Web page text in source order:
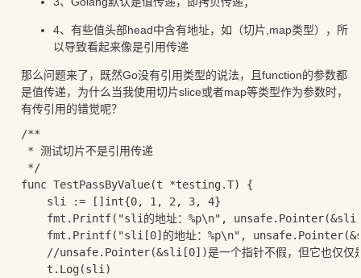
4、有些值头部head中含有地址，如（切片,map类型），所
以导致看起来像是引用传递
那么问题来了，既然Go没有引用类型的说法，且function的参数都
是值传递，为什么当我使用切片slice或者map等类型作为参数时，
有传引用的错觉呢？
/**
* 测试切片不是引用传递
*/
func TestPassByValue(t *testing.T) {